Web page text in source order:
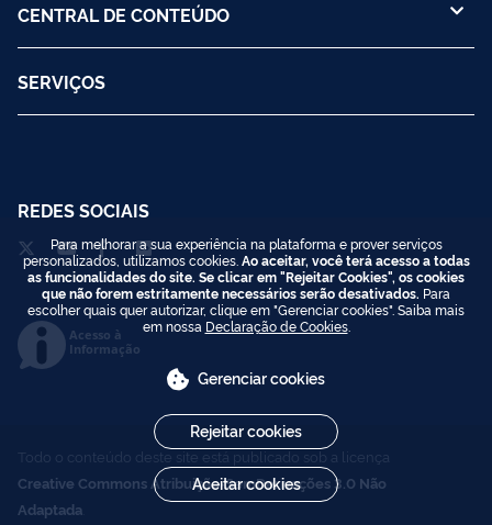
CENTRAL DE CONTEÚDO
SERVIÇOS
REDES SOCIAIS
Acesso à
Informação
Todo o conteúdo deste site está publicado sob a licença
Creative Commons Atribuição-SemDerivações 3.0 Não
Adaptada
Para melhorar a sua experiência na plataforma e prover serviços
personalizados, utilizamos cookies. Ao aceitar, você terá acesso a todas
as funcionalidades do site. Se clicar em "Rejeitar Cookies", os cookies
que não forem estritamente necessários serão desativados. Para
escolher quais quer autorizar, clique em "Gerenciar cookies". Saiba mais
em nossa Declaração de Cookies.
Gerenciar cookies
Rejeitar cookies
Aceitar cookies